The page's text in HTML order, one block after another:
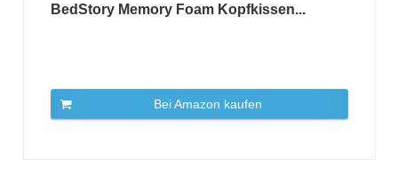
BedStory Memory Foam Kopfkissen...
Bei Amazon kaufen